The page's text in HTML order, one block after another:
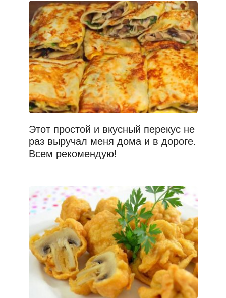
Этот простой и вкусный перекус не
раз выручал меня дома и в дороге.
Всем рекомендую!